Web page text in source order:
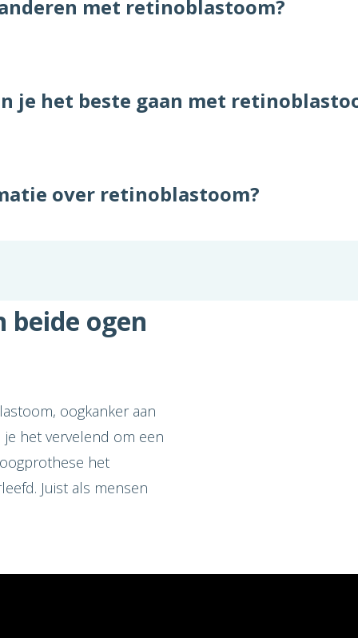
met retinoblastoom?
je het beste gaan met
over retinoblastoom?
beide ogen
oogkanker aan
je het vervelend om een
oogprothese het
Juist als mensen